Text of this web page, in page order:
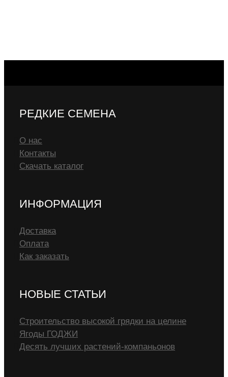
РЕДКИЕ СЕМЕНА
О нас
Контакты
Скачать каталог
ИНФОРМАЦИЯ
Доставка
Оплата
Как заказать
НОВЫЕ СТАТЬИ
Строительство высокой грядки на целине
Ягоды ГОДЖИ
Десять лучших растений-компаньонов